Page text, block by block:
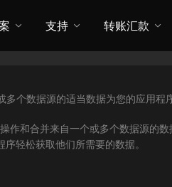
支持 转账汇款
多个数据源的适当数据为您的应用程
和合并来自一个或多个数据源的数
轻松获取他们所需要的数据。